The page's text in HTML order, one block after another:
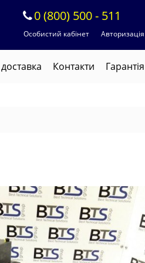
0 (800) 500 - 511
Особистий кабінет Авторизація
Контакти Гарантія